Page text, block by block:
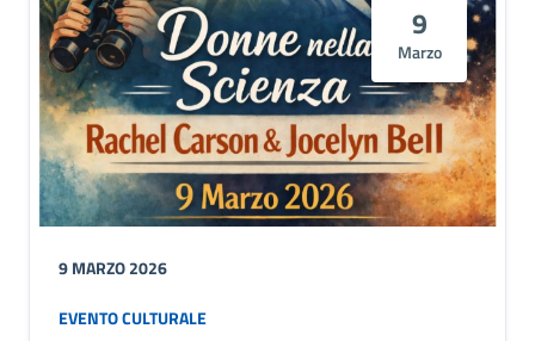
9
Marzo
9 MARZO 2026
EVENTO CULTURALE